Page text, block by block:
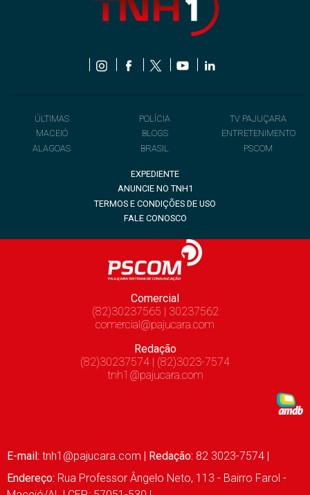
ÚLTIMAS
MACEIÓ
ALAGOAS
POLÍCIA
BLOGS
BRASIL
TV PAJUÇARA
ENTRETENIMENTO
PSCOM
EXPEDIENTE
ANUNCIE NO TNH1
TERMOS E CONDIÇÕES DE USO
FALE CONOSCO
Comercial
(82)30237565 | 30237562
comercial@pajucara.com
Redação
(82)30237574 | (82)3023-7574
tnh1@pajucara.com
E-mail: tnh1@pajucara.com Redação: 82 3023-7574 |
Endereço: Rua Professor Ângelo Neto, 113 - Bairro Farol -